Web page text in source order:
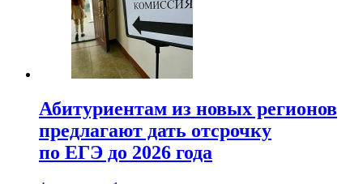
Абитуриентам из новых регионов
предлагают дать отсрочку
по ЕГЭ до 2026 года